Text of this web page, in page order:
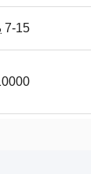
7-15 يوم
10000 قطعة / قطعة